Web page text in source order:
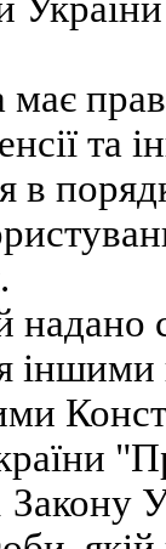
має
та
в
надано
Закону